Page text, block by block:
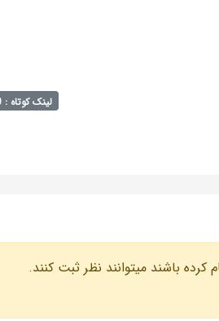
لینک کوتاه : https://arteshesorkh.com/p/165180
باشند میتوانند نظر ثبت کنند.